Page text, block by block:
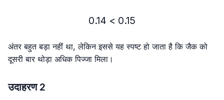
0.14 < 0.15
0.14 < 0.15
अंतर बहुत बड़ा नहीं था, लेकिन इससे यह स्पष्ट हो जाता है कि जैक को
दूसरी बार थोड़ा अधिक पिज्जा मिला।
उदाहरण 2